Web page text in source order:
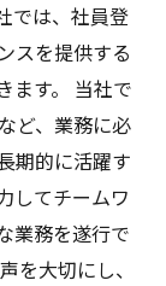
では、社員登
スを提供する
ます。 当社で
ど、業務に必
期的に活躍す
してチームワ
業務を遂行で
を大切にし、